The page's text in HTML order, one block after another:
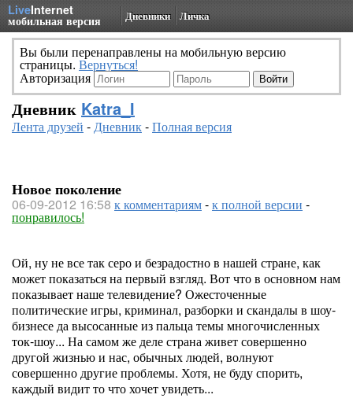
LiveInternet
мобильная версия Дневники Личка
Вы были перенаправлены на мобильную версию
страницы. Вернуться!
Авторизация
Дневник Katra_I
Лента друзей -Дневник-Полная версия
Новое поколение
06-09-2012 16:58 к комментариям-к полной версии -
понравилось!
Ой, ну не все так серо и безрадостно в нашей стране, как
может показаться на первый взгляд. Вот что в основном нам
показывает наше телевидение? Ожесточенные
политические игры, криминал, разборки и скандалы в шоу-
бизнесе да высосанные из пальца темы многочисленных
ток-шоу... На самом же деле страна живет совершенно
другой жизнью и нас, обычных людей, волнуют
совершенно другие проблемы. Хотя, не буду спорить,
каждый видит то что хочет увидеть...